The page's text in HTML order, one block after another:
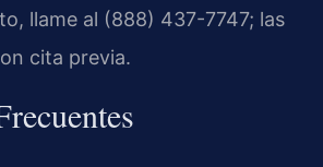
llame al (888) 437-7747; las
cita previa.